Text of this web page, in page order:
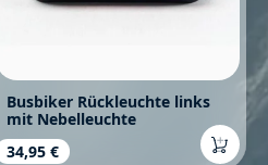
Busbiker Rückleuchte links
mit Nebelleuchte
Regulärer Preis:
34,95 €